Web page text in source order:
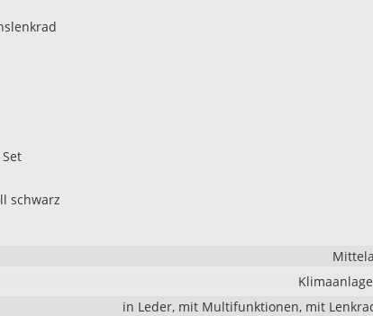
schwarz
in Leder, mit Multifunktionen, mit